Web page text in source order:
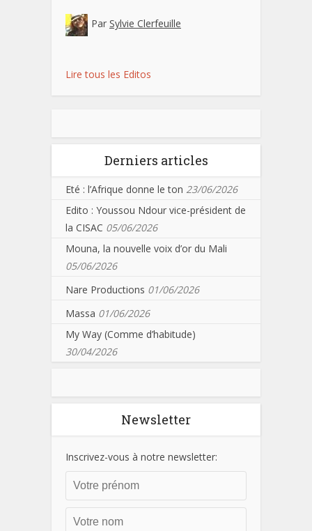
Par Sylvie Clerfeuille
Lire tous les Editos
Derniers articles
Eté : l’Afrique donne le ton 23/06/2026
Edito : Youssou Ndour vice-président de
la CISAC 05/06/2026
Mouna, la nouvelle voix d’or du Mali
05/06/2026
Nare Productions 01/06/2026
Massa 01/06/2026
My Way (Comme d’habitude)
30/04/2026
Newsletter
Inscrivez-vous à notre newsletter: